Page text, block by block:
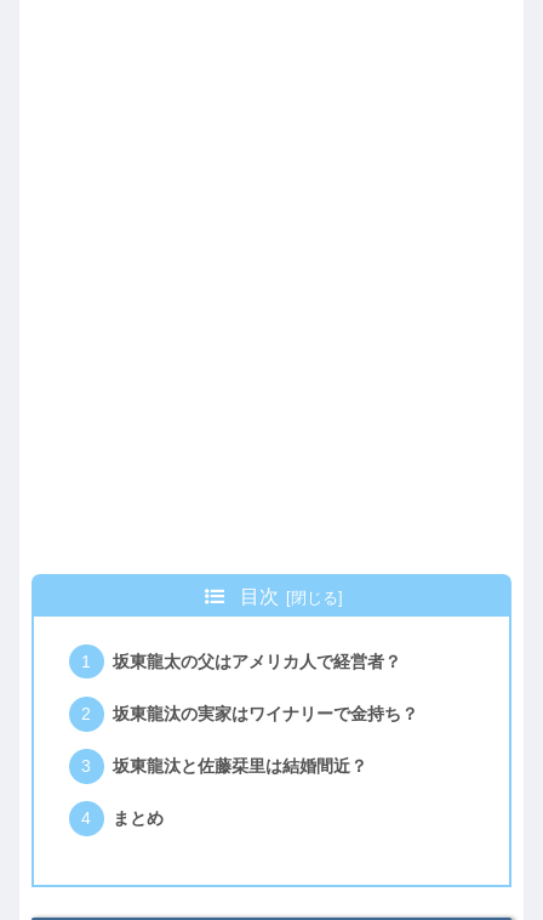
目次
坂東龍太の父はアメリカ人で経営者？
坂東龍汰の実家はワイナリーで金持ち？
坂東龍汰と佐藤栞里は結婚間近？
まとめ